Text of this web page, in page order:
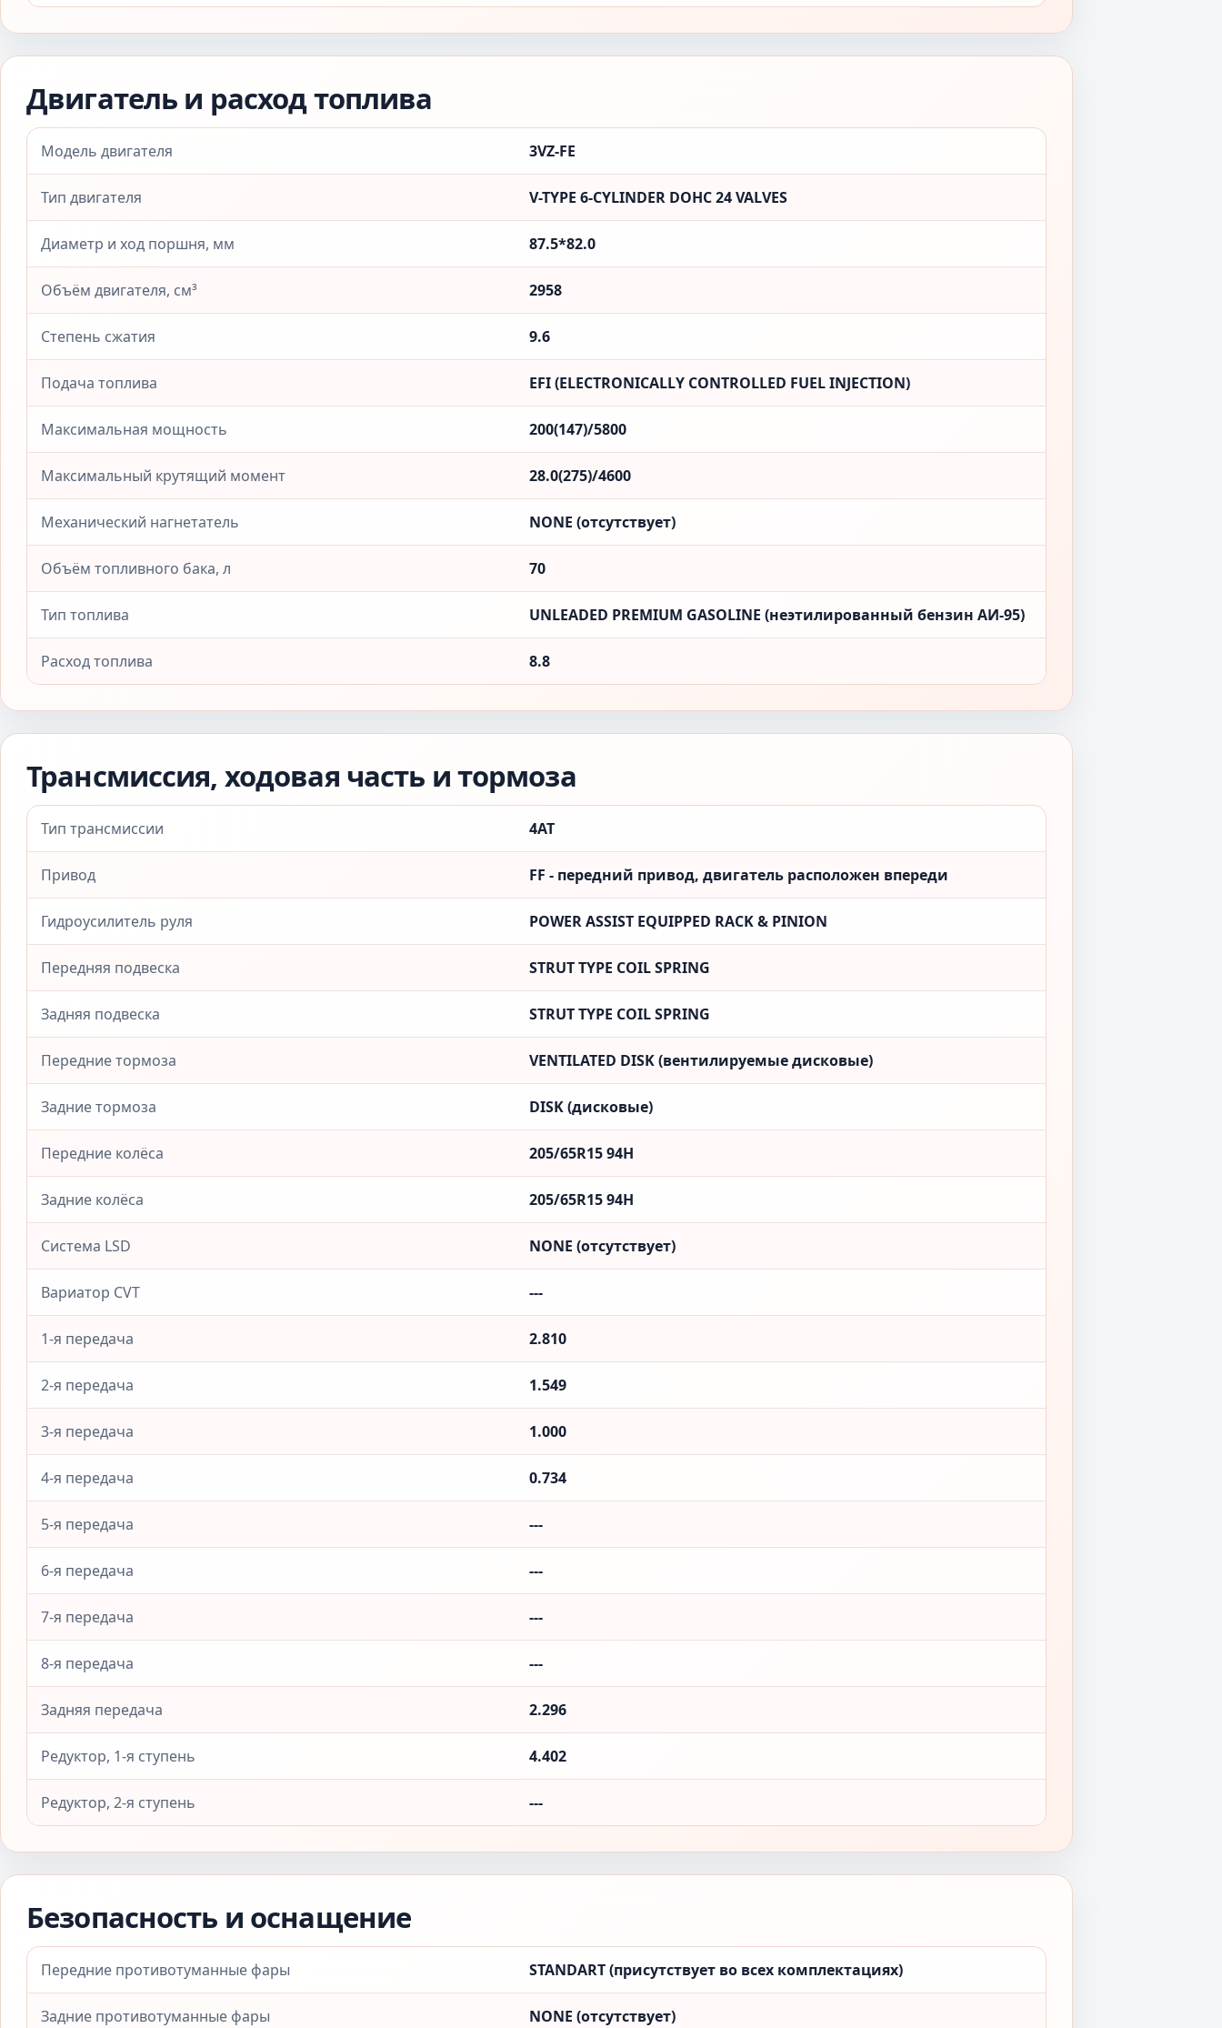
Двигатель и расход топлива
Модель двигателя 3VZ-FE
Тип двигателя V-TYPE 6-CYLINDER DOHC 24 VALVES
Диаметр и ход поршня, мм 87.5*82.0
Объём двигателя, см³ 2958
Степень сжатия 9.6
Подача топлива EFI (ELECTRONICALLY CONTROLLED FUEL INJECTION)
Максимальная мощность 200(147)/5800
Максимальный крутящий момент 28.0(275)/4600
Механический нагнетатель NONE (отсутствует)
Объём топливного бака, л 70
Тип топлива UNLEADED PREMIUM GASOLINE (неэтилированный бензин АИ-95)
Расход топлива 8.8
Трансмиссия, ходовая часть и тормоза
Тип трансмиссии 4AT
Привод FF - передний привод, двигатель расположен впереди
Гидроусилитель руля POWER ASSIST EQUIPPED RACK & PINION
Передняя подвеска STRUT TYPE COIL SPRING
Задняя подвеска STRUT TYPE COIL SPRING
Передние тормоза VENTILATED DISK (вентилируемые дисковые)
Задние тормоза DISK (дисковые)
Передние колёса 205/65R15 94H
Задние колёса 205/65R15 94H
Система LSD NONE (отсутствует)
Вариатор CVT ---
1-я передача 2.810
2-я передача 1.549
3-я передача 1.000
4-я передача 0.734
5-я передача ---
6-я передача ---
7-я передача ---
8-я передача ---
Задняя передача 2.296
Редуктор, 1-я ступень 4.402
Редуктор, 2-я ступень ---
Безопасность и оснащение
Передние противотуманные фары STANDART (присутствует во всех комплектациях)
Задние противотуманные фары NONE (отсутствует)